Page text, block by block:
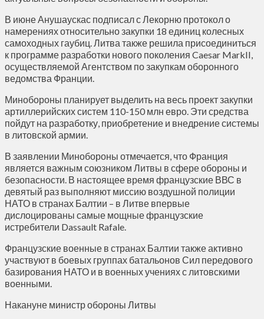
В июне Анушаускас подписал с Лекорню протокол о
намерениях относительно закупки 18 единиц колесных
самоходных гаубиц. Литва также решила присоединиться
к программе разработки нового поколения Caesar MarkII,
осуществляемой Агентством по закупкам оборонного
ведомства Франции.
Минобороны планирует выделить на весь проект закупки
артиллерийских систем 110-150 млн евро. Эти средства
пойдут на разработку, приобретение и внедрение системы
в литовской армии.
В заявлении Минобороны отмечается, что Франция
является важным союзником Литвы в сфере обороны и
безопасности. В настоящее время французские ВВС в
девятый раз выполняют миссию воздушной полиции
НАТО в странах Балтии – в Литве впервые
дислоцированы самые мощные французские
истребители Dassault Rafale.
Французские военные в странах Балтии также активно
участвуют в боевых группах батальонов Сил передового
базирования НАТО и в военных учениях с литовскими
военными.
Накануне министр обороны Литвы